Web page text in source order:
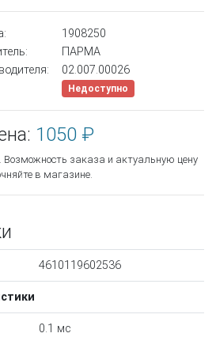
1908250
ПАРМА
02.007.00026
Недоступно
1050 ₽
Возможность заказа и актуальную цену
в магазине.
4610119602536
0.1 мс